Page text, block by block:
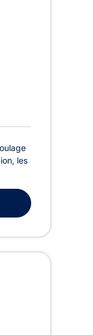
les